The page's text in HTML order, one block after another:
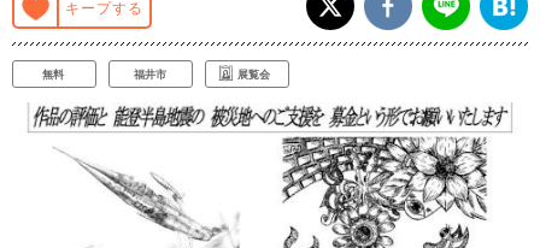
キープする
無料 福井市 展覧会